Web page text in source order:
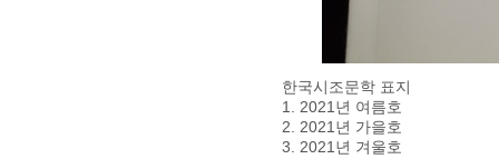
한국시조문학 표지
1. 2021년 여름호
2. 2021년 가을호
3. 2021년 겨울호